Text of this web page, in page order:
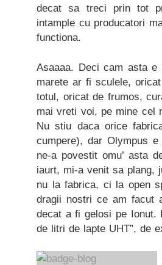
decat sa treci prin tot
intample cu producatori
functiona.
Asaaaa. Deci cam asta
marete ar fi sculele,
totul, oricat de frumos,
mai vreti voi, pe mine cel
Nu stiu daca orice
cumpere), dar Olympus
ne-a povestit omu’ asta
iaurt, mi-a venit sa plang,
nu la fabrica, ci la open
dragii nostri ce am facut
decat a fi gelosi pe Ionut.
de litri de lapte UHT”, de